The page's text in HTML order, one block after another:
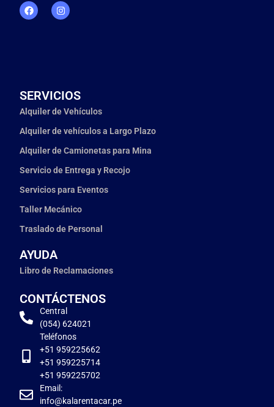
SERVICIOS
Alquiler de Vehículos
Alquiler de vehículos a Largo Plazo
Alquiler de Camionetas para Mina
Servicio de Entrega y Recojo
Servicios para Eventos
Taller Mecánico
Traslado de Personal
AYUDA
Libro de Reclamaciones
CONTÁCTENOS
Central
(054) 624021
Teléfonos
+51 959225662
+51 959225714
+51 959225702
Email:
info@kalarentacar.pe